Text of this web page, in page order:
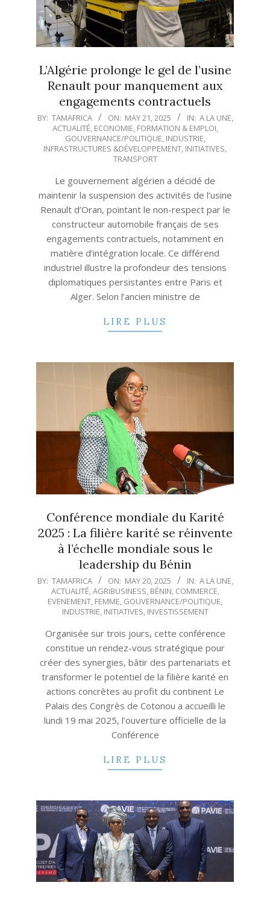
L’Algérie prolonge le gel de l’usine
Renault pour manquement aux
engagements contractuels
2025-
21
BY: TAMAFRICA ON: MAY 21, 2025 IN: A LA UNE,
ACTUALITÉ, ECONOMIE, FORMATION & EMPLOI,
GOUVERNANCE/POLITIQUE, INDUSTRIE,
INFRASTRUCTURES &DÉVELOPPEMENT, INITIATIVES,
TRANSPORT
Le gouvernement algérien a décidé de
maintenir la suspension des activités de l’usine
Renault d’Oran, pointant le non-respect par le
constructeur automobile français de ses
engagements contractuels, notamment en
matière d’intégration locale. Ce différend
industriel illustre la profondeur des tensions
diplomatiques persistantes entre Paris et
Alger. Selon l’ancien ministre de
LIRE PLUS
Conférence mondiale du Karité
2025 : La filière karité se réinvente
à l’échelle mondiale sous le
leadership du Bénin
2025-
BY: TAMAFRICA ON: MAY 20, 2025 IN: A LA UNE,
ACTUALITÉ,AGRIBUSINESS, BÉNIN, COMMERCE,
EVENEMENT, FEMME, GOUVERNANCE/POLITIQUE,
INDUSTRIE, INITIATIVES, INVESTISSEMENT
Organisée sur trois jours, cette conférence
constitue un rendez-vous stratégique pour
créer des synergies, bâtir des partenariats et
transformer le potentiel de la filière karité en
actions concrètes au profit du continent Le
Palais des Congrès de Cotonou a accueilli le
lundi 19 mai 2025, l’ouverture officielle de la
Conférence
LIRE PLUS